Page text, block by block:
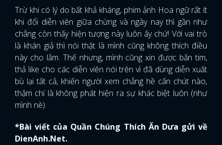
Trừ khi có lý do bất khả kháng, phim ảnh Hoa ngữ rất ít
khi đổi diễn viên giữa chừng và ngày nay thì gần như
chẳng còn thấy hiện tượng này luôn ấy chứ! Với vai trò
là khán giả thì nói thật là mình cũng không thích điều
này cho lắm. Thế nhưng, mình cũng xin được bắn tim,
thả like cho các diễn viên nói trên vì đã dùng diễn xuất
bù lại tất cả, khiến người xem chẳng hề cấn chút nào,
thậm chí là không phát hiện ra sự khác biệt luôn (như
mình nè).
*Bài viết của Quần Chúng Thích Ăn Dưa gửi về
DienAnh.Net.